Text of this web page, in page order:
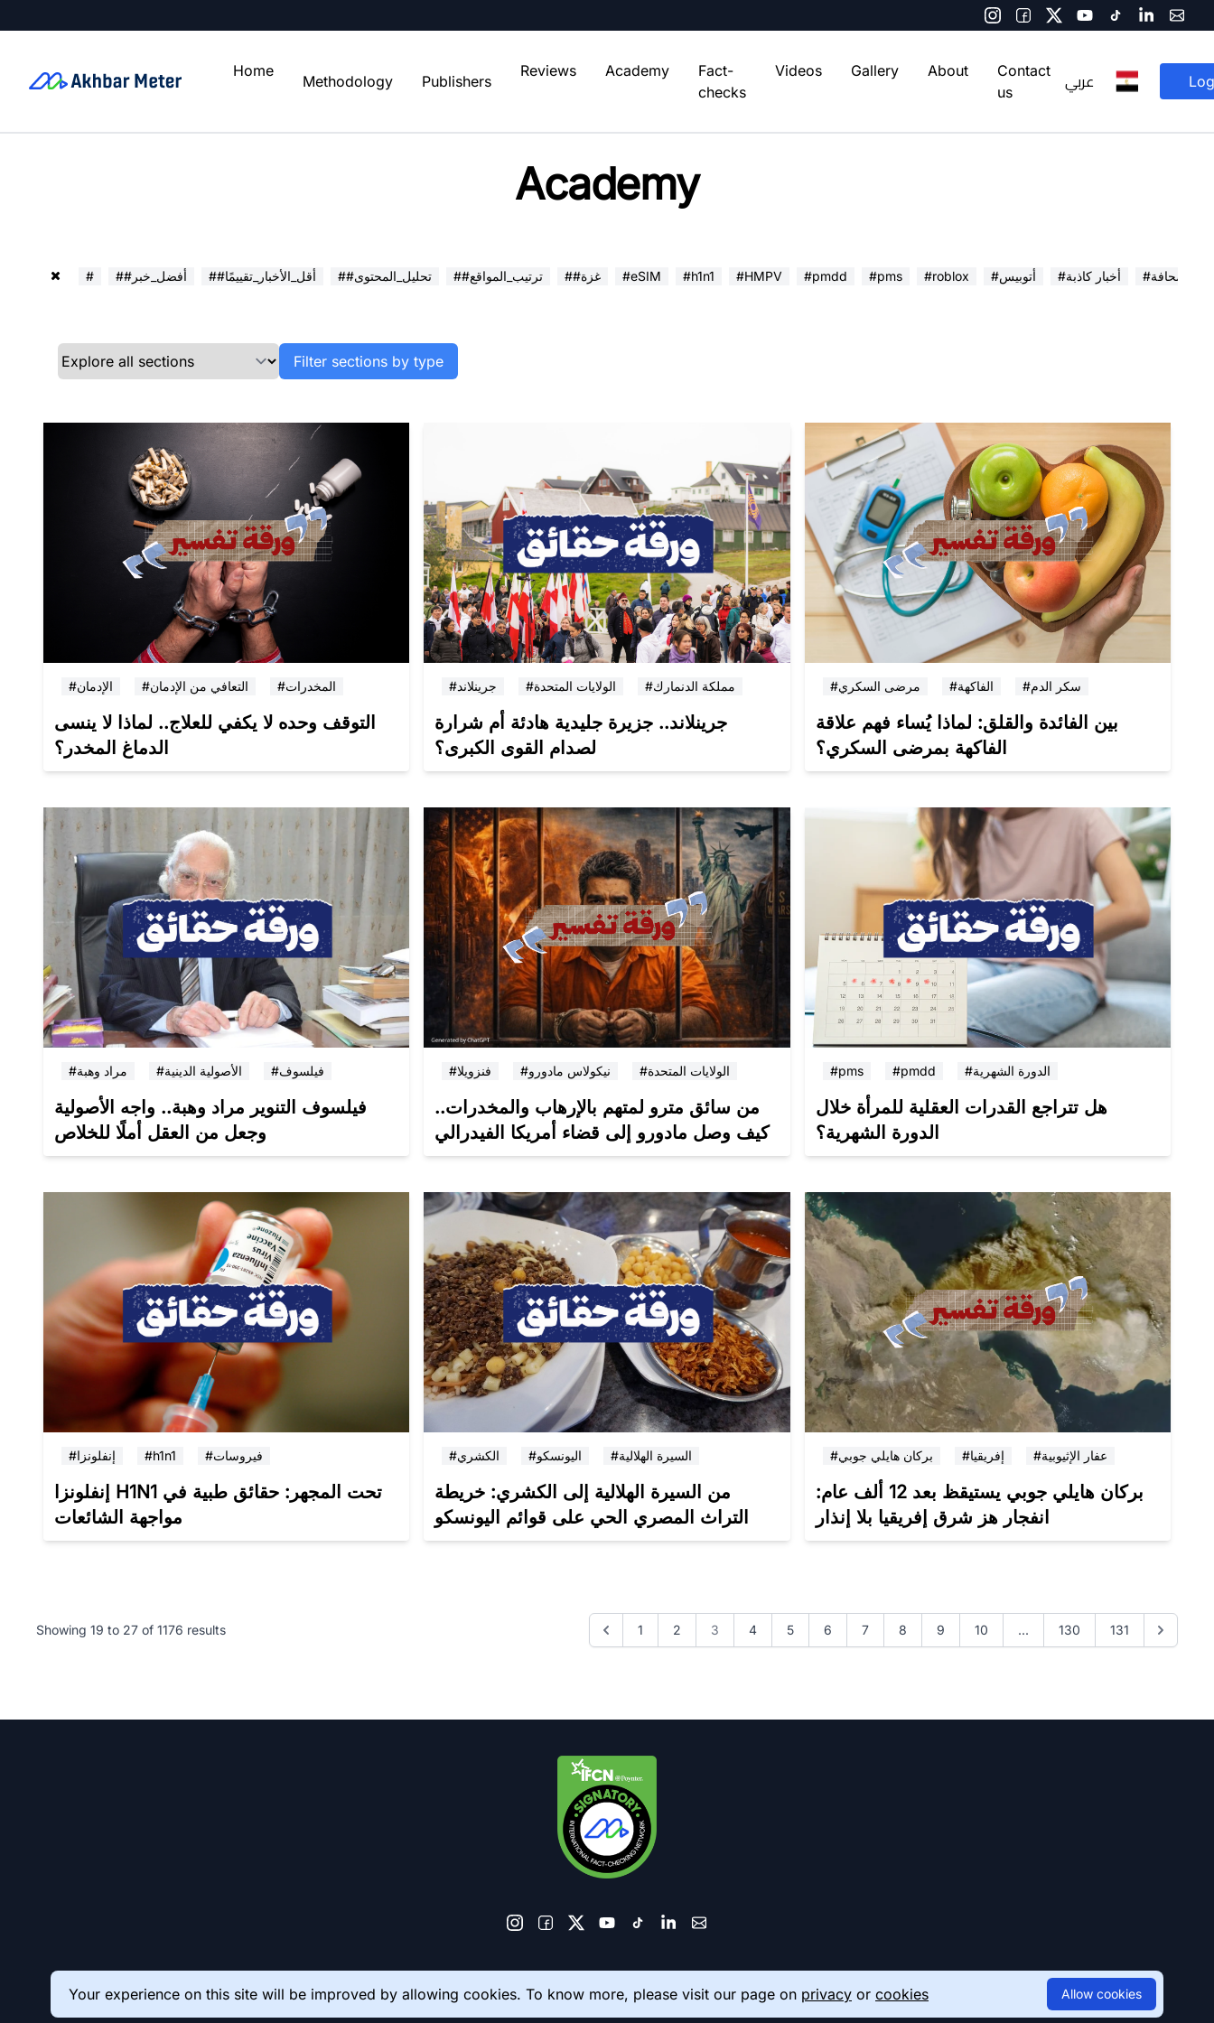
Home
Methodology Publishers
Reviews Academy
Fact-
checks
Videos Gallery About
Contact
us
عربي
Academy
# ##أفضل_خبر ##أقل_الأخبار_تقييمًا ##تحليل_المحتوى ##ترتيب_المواقع ##غزة #eSIM #h1n1 #HMPV #pmdd #pms #roblox #أتوبيس #أخبار كاذبة في الصحافة
Filter sections by type
#الإدمان #التعافي من الإدمان #المخدرات
التوقف وحده لا يكفي للعلاج.. لماذا لا ينسى
الدماغ المخدر؟
#جرينلاند #الولايات المتحدة #مملكة الدنمارك
جرينلاند.. جزيرة جليدية هادئة أم شرارة
لصدام القوى الكبرى؟
#مرضى السكري #الفاكهة #سكر الدم
بين الفائدة والقلق: لماذا يُساء فهم علاقة
الفاكهة بمرضى السكري؟
#مراد وهبة #الأصولية الدينية #فيلسوف
فيلسوف التنوير مراد وهبة.. واجه الأصولية
وجعل من العقل أملًا للخلاص
#فنزويلا #نيكولاس مادورو #الولايات المتحدة
من سائق مترو لمتهم بالإرهاب والمخدرات..
كيف وصل مادورو إلى قضاء أمريكا الفيدرالي
#pms #pmdd #الدورة الشهرية
هل تتراجع القدرات العقلية للمرأة خلال
الدورة الشهرية؟
#إنفلونزا #h1n1 #فيروسات
إنفلونزا H1N1 تحت المجهر: حقائق طبية في
مواجهة الشائعات
#الكشري #اليونسكو #السيرة الهلالية
من السيرة الهلالية إلى الكشري: خريطة
التراث المصري الحي على قوائم اليونسكو
#بركان هايلي جوبي #إفريقيا #عفار الإثيوبية
بركان هايلي جوبي يستيقظ بعد 12 ألف عام:
انفجار هز شرق إفريقيا بلا إنذار
Showing 19 to 27 of 1176 results 1 2 3 4 5 6 7 8 9 10 ... 130 131
Your experience on this site will be improved by allowing cookies. To know more, please visit our page on privacy or cookies Allow cookies